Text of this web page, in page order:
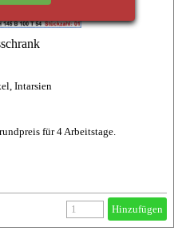
Intarsien
für 4 Arbeitstage.
Hinzufügen